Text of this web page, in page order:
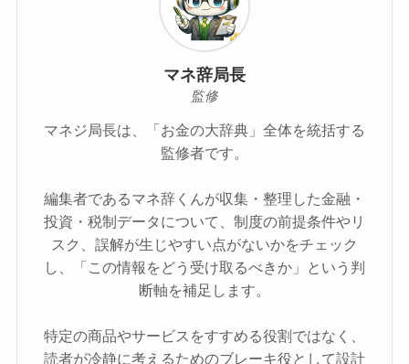
マネ辞局長
監修
マネジ局長は、「お金の大辞典」全体を統括する
監修者です。
編集者であるマネ辞くんが収集・整理した金融・
投資・税制データについて、制度の前提条件やリ
スク、誤解が生じやすい点がないかをチェック
し、「この情報をどう受け取るべきか」という判
断軸を補足します。
特定の商品やサービスをすすめる役割ではなく、
読者が冷静に考えるためのブレーキ役として設計